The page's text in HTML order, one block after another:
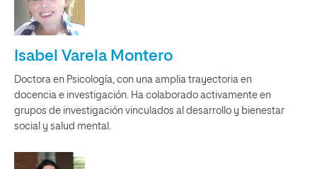
Isabel Varela Montero
Doctora en Psicología, con una amplia trayectoria en
docencia e investigación. Ha colaborado activamente en
grupos de investigación vinculados al desarrollo y bienestar
social y salud mental.